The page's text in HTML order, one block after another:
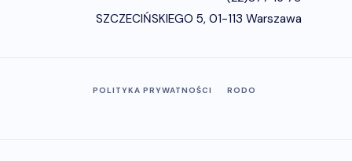
SZCZECIŃSKIEGO 5, 01-113 Warszawa
POLITYKA PRYWATNOŚCI RODO